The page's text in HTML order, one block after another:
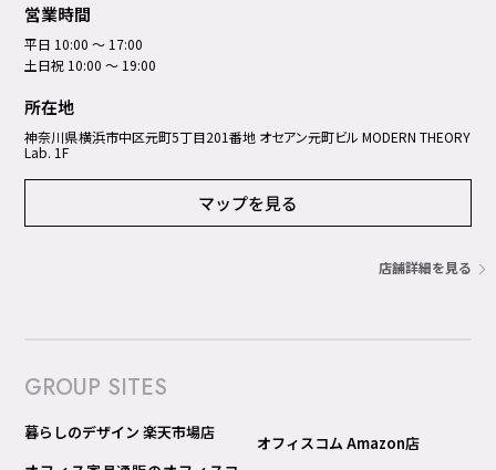
営業時間
平日 10:00 ～ 17:00
土日祝 10:00 ～ 19:00
所在地
神奈川県横浜市中区元町5丁⽬201番地 オセアン元町ビル MODERN THEORY
Lab. 1F
マップを見る
店舗詳細を見る
GROUP SITES
暮らしのデザイン 楽天市場店
オフィスコム Amazon店